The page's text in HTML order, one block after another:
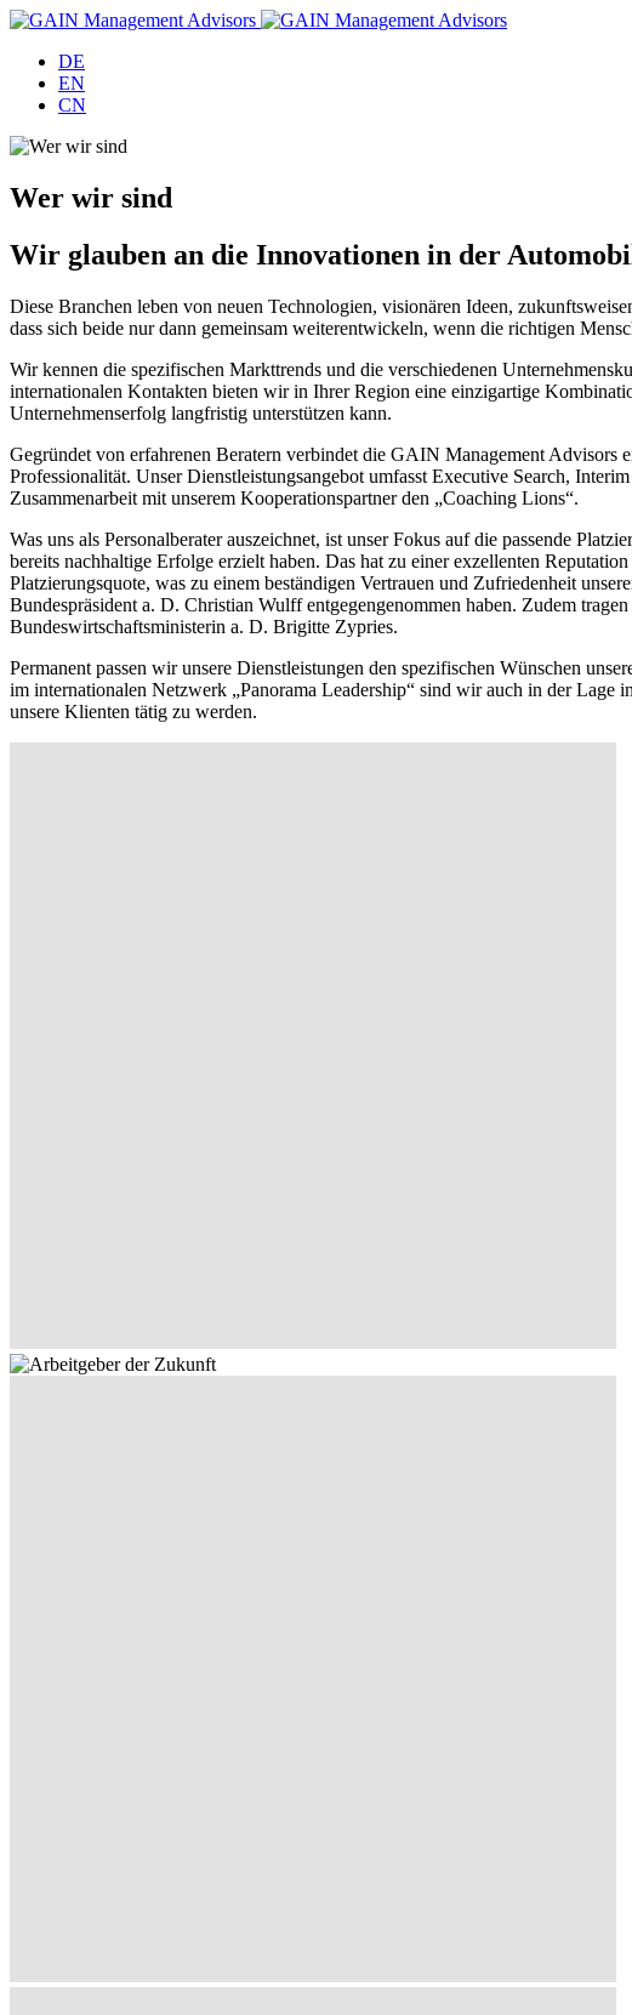
DE
EN
CN
Wer wir sind
Wir glauben an die Innovationen in der
Diese Branchen leben von neuen Technologien, visionären Ideen,
dass sich beide nur dann gemeinsam weiterentwickeln, wenn die richtigen
Wir kennen die spezifischen Markttrends und die verschiedenen
internationalen Kontakten bieten wir in Ihrer Region eine einzigartige
Unternehmenserfolg langfristig unterstützen kann.
Gegründet von erfahrenen Beratern verbindet die GAIN Management Advisors
Professionalität. Unser Dienstleistungsangebot umfasst Executive Search,
Zusammenarbeit mit unserem Kooperationspartner den „Coaching Lions“.
Was uns als Personalberater auszeichnet, ist unser Fokus auf die passende
bereits nachhaltige Erfolge erzielt haben. Das hat zu einer exzellenten
Platzierungsquote, was zu einem beständigen Vertrauen und Zufriedenheit
Bundespräsident a. D. Christian Wulff entgegengenommen haben. Zudem
Bundeswirtschaftsministerin a. D. Brigitte Zypries.
Permanent passen wir unsere Dienstleistungen den spezifischen Wünschen
im internationalen Netzwerk „Panorama Leadership“ sind wir auch in der
unsere Klienten tätig zu werden.